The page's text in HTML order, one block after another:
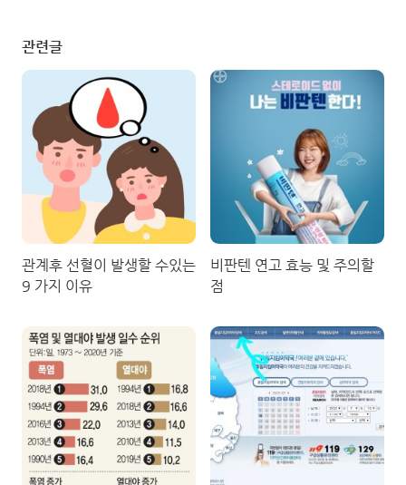
관련글
관계후 선혈이 발생할 수있는
9 가지 이유
비판텐 연고 효능 및 주의할
점